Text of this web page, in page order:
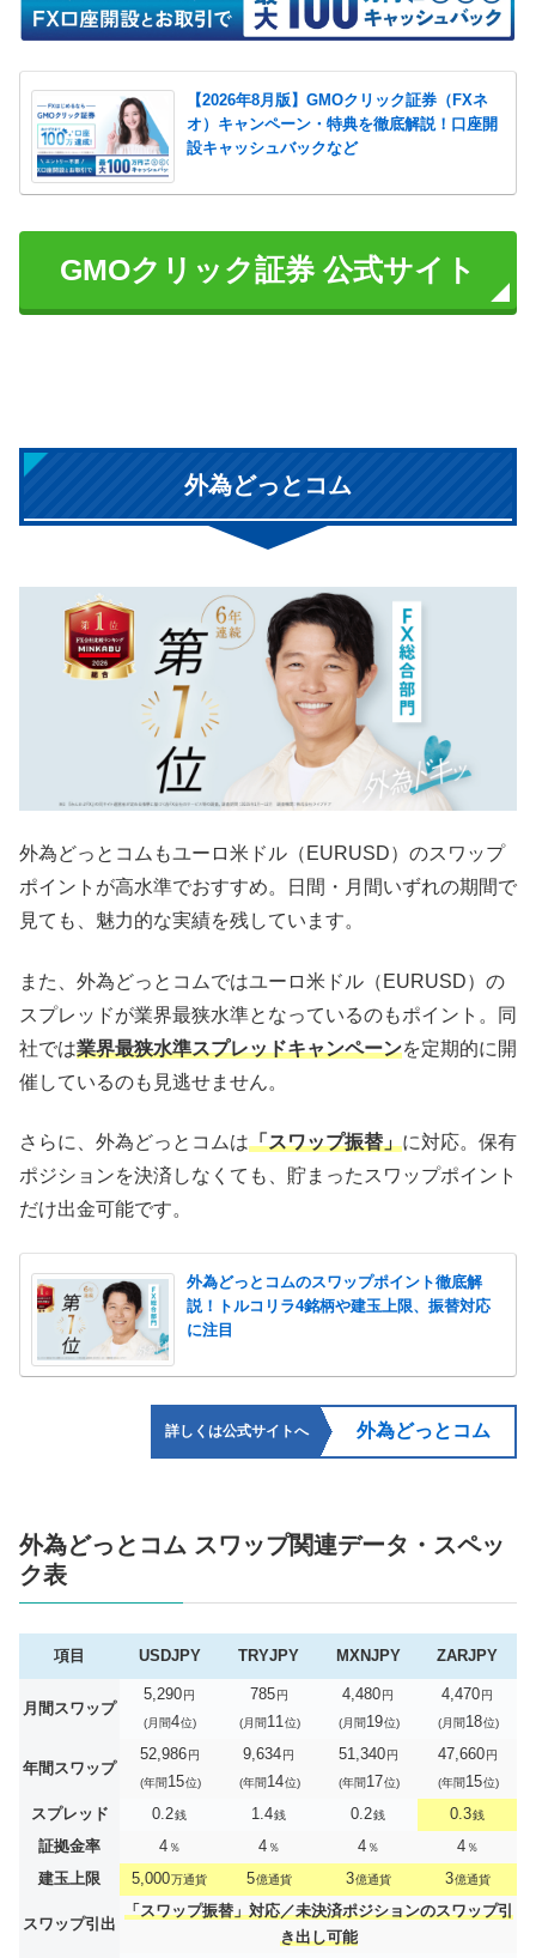
【2026年8月版】GMOクリック証券（FXネ
オ）キャンペーン・特典を徹底解説！口座開
設キャッシュバックなど
GMOクリック証券 公式サイト
外為どっとコム
外為どっとコムもユーロ米ドル（EURUSD）のスワップ
ポイントが高水準でおすすめ。日間・月間いずれの期間で
見ても、魅力的な実績を残しています。
また、外為どっとコムではユーロ米ドル（EURUSD）の
スプレッドが業界最狭水準となっているのもポイント。同
社では業界最狭水準スプレッドキャンペーンを定期的に開
催しているのも見逃せません。
さらに、外為どっとコムは「スワップ振替」に対応。保有
ポジションを決済しなくても、貯まったスワップポイント
だけ出金可能です。
外為どっとコムのスワップポイント徹底解
説！トルコリラ4銘柄や建玉上限、振替対応
に注目
詳しくは公式サイトへ 外為どっとコム
外為どっとコム スワップ関連データ・スペッ
ク表
項目 USDJPY TRYJPY MXNJPY ZARJPY
月間スワップ
5,290円
(月間4位)
785 円
(月間11 位)
4,480円
(月間19位)
4,470円
(月間18位)
年間スワップ
52,986 円
(年間15位)
9,634円
(年間14位)
51,340 円
(年間17位)
47,660 円
(年間15位)
スプレッド 0.2銭 1.4銭 0.2銭 0.3銭
証拠金率 4 ％ 4 ％ 4 ％ 4 ％
建玉上限 5,000万通貨 5億通貨 3億通貨 3億通貨
スワップ引出
「スワップ振替」対応／未決済ポジションのスワップ引
き出し可能